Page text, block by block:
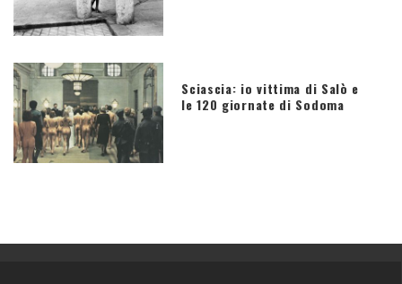
Sciascia: io vittima di Salò e
le 120 giornate di Sodoma